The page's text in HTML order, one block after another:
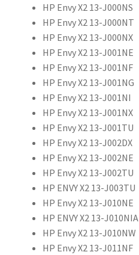
HP Envy X2 13-J000NS
HP Envy X2 13-J000NT
HP Envy X2 13-J000NX
HP Envy X2 13-J001NE
HP Envy X2 13-J001NF
HP Envy X2 13-J001NG
HP Envy X2 13-J001NI
HP Envy X2 13-J001NX
HP Envy X2 13-J001TU
HP Envy X2 13-J002DX
HP Envy X2 13-J002NE
HP Envy X2 13-J002TU
HP ENVY X2 13-J003TU
HP Envy X2 13-J010NE
HP ENVY X2 13-J010NIA
HP Envy X2 13-J010NW
HP Envy X2 13-J011NF